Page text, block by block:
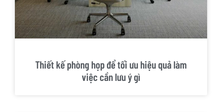
Thiết kế phòng họp để tối ưu hiệu quả làm
việc cần lưu ý gì